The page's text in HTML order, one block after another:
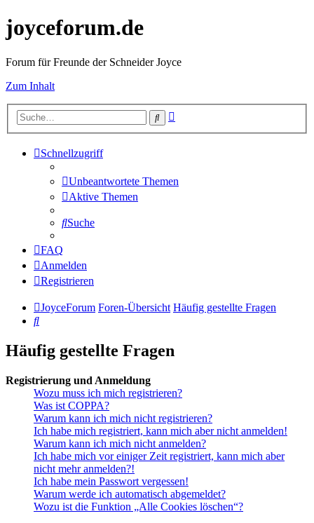
joyceforum.de
Forum für Freunde der Schneider Joyce
Zum Inhalt
Suche
Schnellzugriff
Unbeantwortete Themen
Aktive Themen
Suche
FAQ
Anmelden
Registrieren
JoyceForum Foren-Übersicht Häufig gestellte Fragen
Suche
Häufig gestellte Fragen
Registrierung und Anmeldung
Wozu muss ich mich registrieren?
Was ist COPPA?
Warum kann ich mich nicht registrieren?
Ich habe mich registriert, kann mich aber nicht anmelden!
Warum kann ich mich nicht anmelden?
Ich habe mich vor einiger Zeit registriert, kann mich aber
nicht mehr anmelden?!
Ich habe mein Passwort vergessen!
Warum werde ich automatisch abgemeldet?
Wozu ist die Funktion „Alle Cookies löschen“?